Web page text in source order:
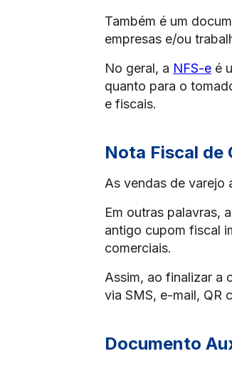
Também é um
empresas e/ou
No geral, a NFS-e é
quanto para o
e fiscais.
Nota Fiscal de
As vendas de varejo
Em outras palavras, a
antigo cupom fiscal
comerciais.
Assim, ao finalizar a
via SMS, e-mail, QR
Documento